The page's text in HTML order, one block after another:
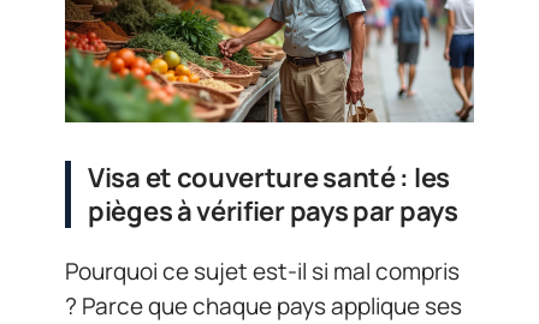
Visa et couverture santé : les
pièges à vérifier pays par pays
Pourquoi ce sujet est-il si mal compris
? Parce que chaque pays applique ses